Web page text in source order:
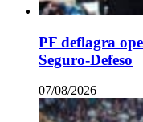
PF deflagra
Seguro-Defeso
07/08/2026